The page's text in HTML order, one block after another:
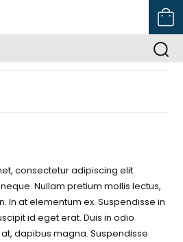
consectetur adipiscing elit.
Nullam pretium mollis lectus,
In at elementum ex. Suspendisse in
id eget erat. Duis in odio
dapibus magna. Suspendisse